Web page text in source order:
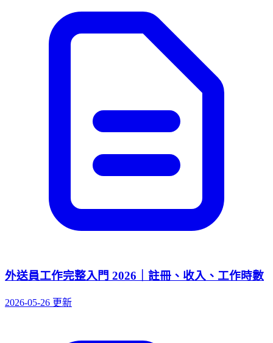
外送員工作完整入門 2026｜註冊、收入、工作時數
2026-05-26 更新